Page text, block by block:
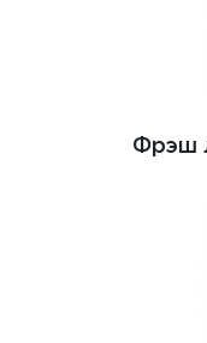
Фрэш